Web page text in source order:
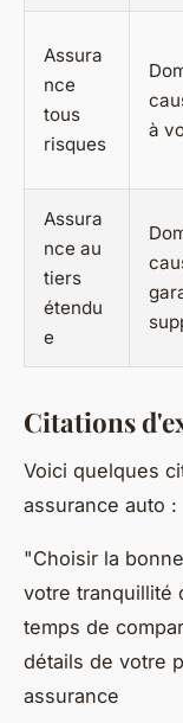
Assura
nce
tous
risques
à
Assura
nce au
tiers
étendu
e
Citations
Voici quelques
assurance auto :
"Choisir la
votre tranquillité
temps de
détails de votre
assurance